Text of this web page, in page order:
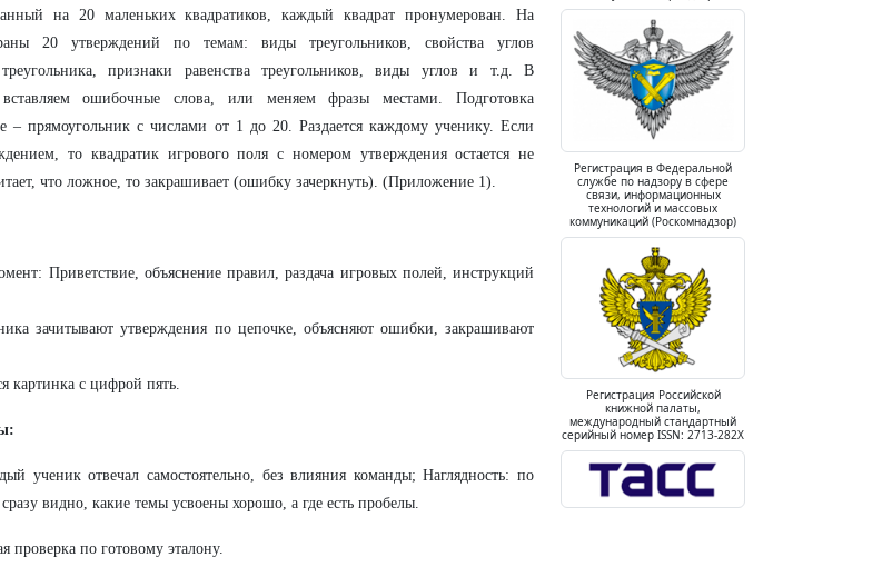
на 20 маленьких квадратиков, каждый квадрат пронумерован. На
20 утверждений по темам: виды треугольников, свойства углов
признаки равенства треугольников, виды углов и т.д. В
вставляем ошибочные слова, или меняем фразы местами. Подготовка
– прямоугольник с числами от 1 до 20. Раздается каждому ученику. Если
то квадратик игрового поля с номером утверждения остается не
что ложное, то закрашивает (ошибку зачеркнуть). (Приложение 1).
Приветствие, объяснение правил, раздача игровых полей, инструкций
зачитывают утверждения по цепочке, объясняют ошибки, закрашивают
картинка с цифрой пять.
ученик отвечал самостоятельно, без влияния команды; Наглядность: по
видно, какие темы усвоены хорошо, а где есть пробелы.
проверка по готовому эталону.
Регистрация в Федеральной
службе по надзору в сфере
связи, информационных
технологий и массовых
коммуникаций (Роскомнадзор)
Регистрация Российской
книжной палаты,
международный стандартный
серийный номер ISSN: 2713-282X